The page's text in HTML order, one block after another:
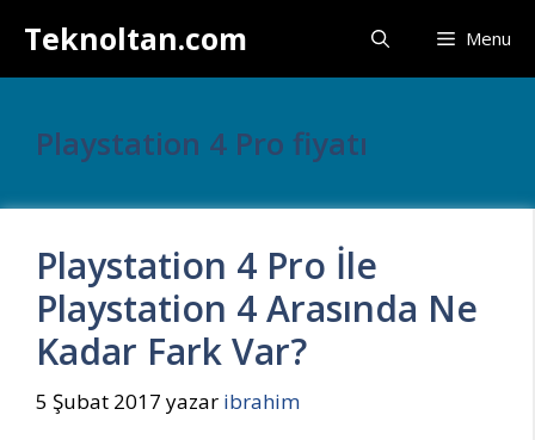
atlaTeknoltan.com Menu
Playstation 4 Pro fiyatı
Playstation 4 Pro İle
Playstation 4 Arasında Ne
Kadar Fark Var?
5 Şubat 2017 yazar ibrahim